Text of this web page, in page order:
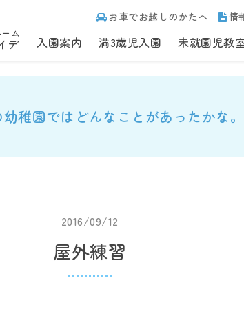
お車でお越しのかたへ 情
ム
デ 入園案内 満3歳児入園 未就園児教
稚園ではどんなことがあったかな。
2016/09/12
屋外練習